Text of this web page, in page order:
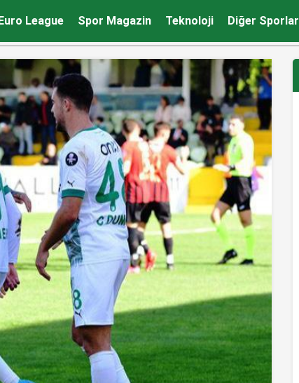
League Spor Magazin Teknoloji Diğer Sporlar
üzerine kale direği düştü